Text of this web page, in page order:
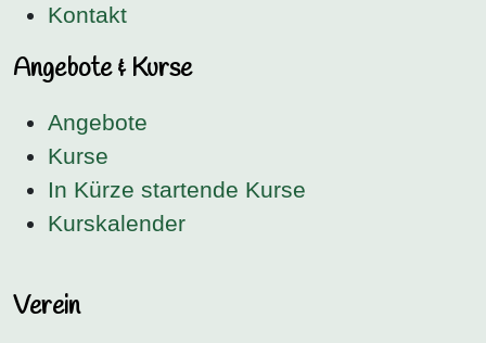
Kontakt
Angebote & Kurse
Angebote
Kurse
In Kürze startende Kurse
Kurskalender
Verein